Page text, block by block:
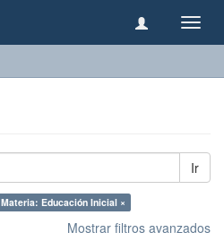
Ir
Materia: Educación Inicial ×
Mostrar filtros avanzados